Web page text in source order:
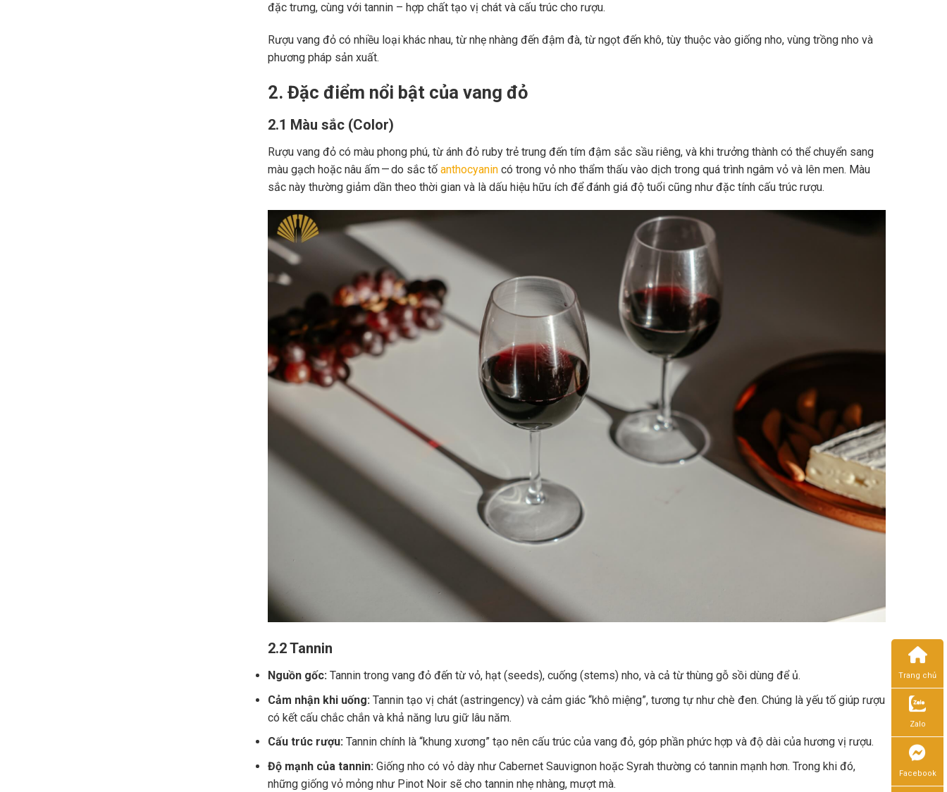
đặc trưng, cùng với tannin – hợp chất tạo vị chát và cấu trúc cho rượu.
Rượu vang đỏ có nhiều loại khác nhau, từ nhẹ nhàng đến đậm đà, từ ngọt đến khô, tùy thuộc vào giống nho, vùng trồng nho và
phương pháp sản xuất.
2. Đặc điểm nổi bật của vang đỏ
2.1 Màu sắc (Color)
Rượu vang đỏ có màu phong phú, từ ánh đỏ ruby trẻ trung đến tím đậm sắc sầu riêng, và khi trưởng thành có thể chuyển sang
màu gạch hoặc nâu ấm — do sắc tố anthocyanincó trong vỏ nho thẩm thấu vào dịch trong quá trình ngâm vỏ và lên men. Màu
sắc này thường giảm dần theo thời gian và là dấu hiệu hữu ích để đánh giá độ tuổi cũng như đặc tính cấu trúc rượu.
2.2 Tannin
Nguồn gốc:Tannin trong vang đỏ đến từ vỏ, hạt (seeds), cuống (stems) nho, và cả từ thùng gỗ sồi dùng để ủ.
Cảm nhận khi uống:Tannin tạo vị chát (astringency) và cảm giác “khô miệng”, tương tự như chè đen. Chúng là yếu tố giúp rượu
có kết cấu chắc chắn và khả năng lưu giữ lâu năm.
Cấu trúc rượu:Tannin chính là “khung xương” tạo nên cấu trúc của vang đỏ, góp phần phức hợp và độ dài của hương vị rượu.
Độ mạnh của tannin:Giống nho có vỏ dày như Cabernet Sauvignon hoặc Syrah thường có tannin mạnh hơn. Trong khi đó,
những giống vỏ mỏng như Pinot Noir sẽ cho tannin nhẹ nhàng, mượt mà.
Trang chủ
Zalo
Facebook